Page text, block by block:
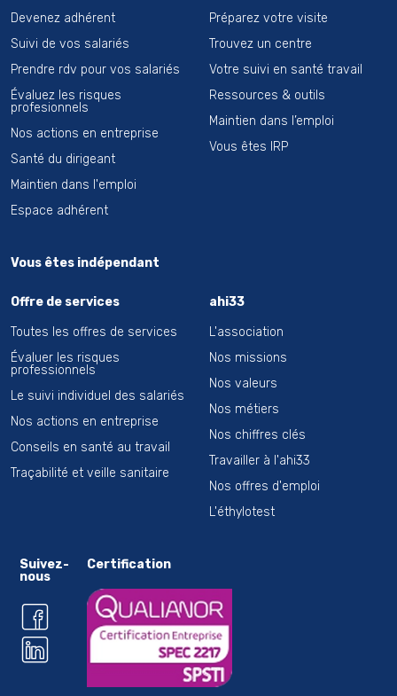
Devenez adhérent
Suivi de vos salariés
Prendre rdv pour vos salariés
Évaluez les risques
profesionnels
Nos actions en entreprise
Santé du dirigeant
Maintien dans l'emploi
Espace adhérent
Préparez votre visite
Trouvez un centre
Votre suivi en santé travail
Ressources & outils
Maintien dans l’emploi
Vous êtes IRP
Vous êtes indépendant
Offre de services
Toutes les offres de services
Évaluer les risques
professionnels
Le suivi individuel des salariés
Nos actions en entreprise
Conseils en santé au travail
Traçabilité et veille sanitaire
ahi33
L'association
Nos missions
Nos valeurs
Nos métiers
Nos chiffres clés
Travailler à l'ahi33
Nos offres d'emploi
L'éthylotest
Suivez-
nous
Certification